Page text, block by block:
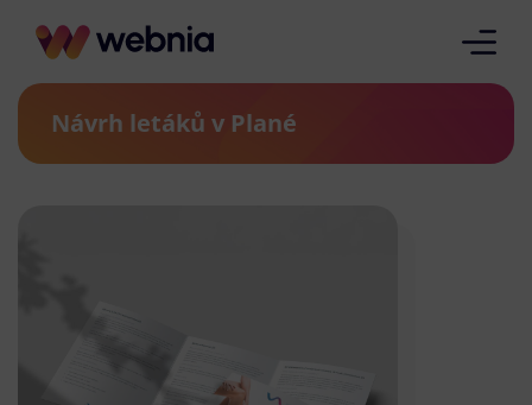
Návrh letáků v Plané